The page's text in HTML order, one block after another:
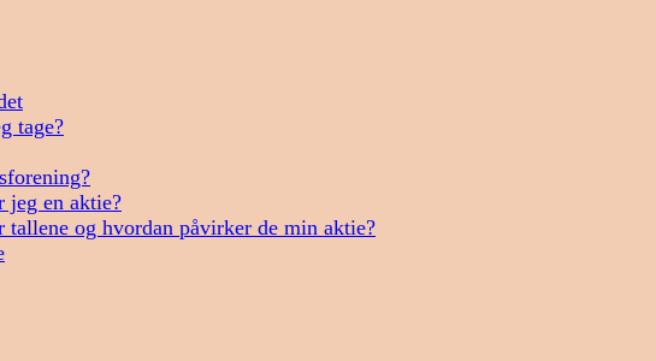
tage?
jeg en aktie?
og hvordan påvirker de min aktie?